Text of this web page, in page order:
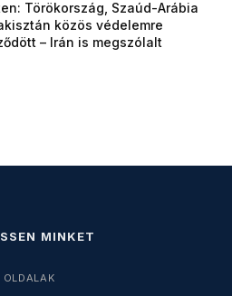
Törökország, Szaúd-Arábia
közös védelemre
– Irán is megszólalt
MINKET
OLDALAK